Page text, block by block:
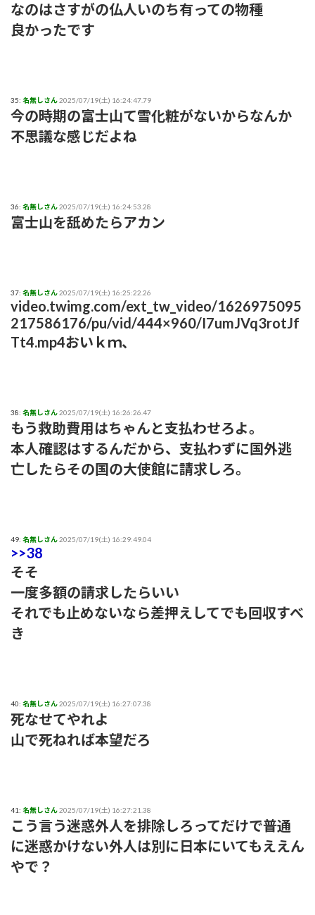
なのはさすがの仏人いのち有っての物種
良かったです
35: 名無しさん2025/07/19(土) 16:24:47.79
今の時期の富士山て雪化粧がないからなんか
不思議な感じだよね
36: 名無しさん2025/07/19(土) 16:24:53.28
富士山を舐めたらアカン
37: 名無しさん2025/07/19(土) 16:25:22.26
video.twimg.com/ext_tw_video/1626975095
217586176/pu/vid/444×960/I7umJVq3rotJf
Tt4.mp4おいｋｍ、
38: 名無しさん2025/07/19(土) 16:26:26.47
もう救助費用はちゃんと支払わせろよ。
本人確認はするんだから、支払わずに国外逃
亡したらその国の大使館に請求しろ。
49: 名無しさん2025/07/19(土) 16:29:49.04
>>38
そそ
一度多額の請求したらいい
それでも止めないなら差押えしてでも回収すべ
き
40: 名無しさん2025/07/19(土) 16:27:07.38
死なせてやれよ
山で死ねれば本望だろ
41: 名無しさん2025/07/19(土) 16:27:21.38
こう言う迷惑外人を排除しろってだけで普通
に迷惑かけない外人は別に日本にいてもええん
やで？